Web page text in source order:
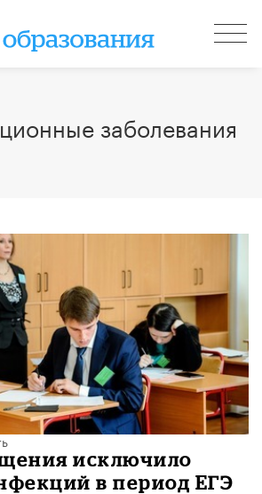
заболевания
исключило
в период ЕГЭ